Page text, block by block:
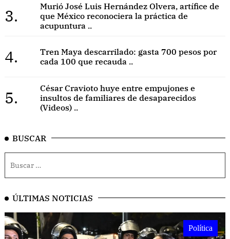
3.
Murió José Luis Hernández Olvera, artífice de
que México reconociera la práctica de
acupuntura ..
4.
Tren Maya descarrilado: gasta 700 pesos por
cada 100 que recauda ..
5.
César Cravioto huye entre empujones e
insultos de familiares de desaparecidos
(Videos) ..
BUSCAR
ÚLTIMAS NOTICIAS
Política